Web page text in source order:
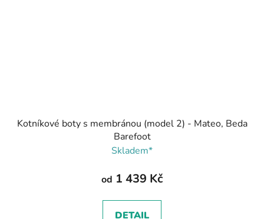
Kotníkové boty s membránou (model 2) - Mateo, Beda
Barefoot
Skladem*
od 1 439 Kč
DETAIL